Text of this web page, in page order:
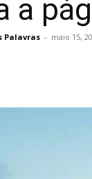
a
Palavras - maio 15,